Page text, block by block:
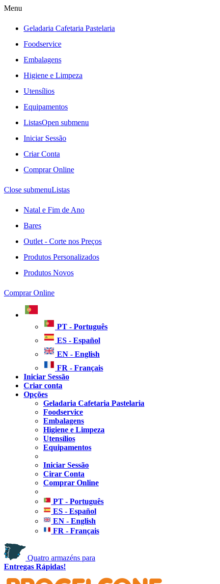
Menu
Geladaria Cafetaria Pastelaria
Foodservice
Embalagens
Higiene e Limpeza
Utensílios
Equipamentos
ListasOpen submenu
Iniciar Sessão
Criar Conta
Comprar Online
Close submenuListas
Natal e Fim de Ano
Bares
Outlet - Corte nos Preços
Produtos Personalizados
Produtos Novos
Comprar Online
PT - Português
ES - Español
EN - English
FR - Français
Iniciar Sessão
Criar conta
Opções
Geladaria Cafetaria Pastelaria
Foodservice
Embalagens
Higiene e Limpeza
Utensílios
Equipamentos
Iniciar Sessão
Cirar Conta
Comprar Online
PT - Português
ES - Español
EN - English
FR - Français
Quatro armazéns para
Entregas Rápidas!